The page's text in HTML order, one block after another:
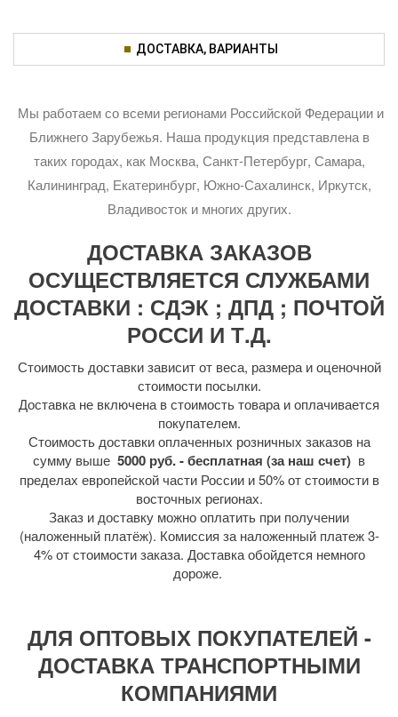
ДОСТАВКА, ВАРИАНТЫ
Мы работаем со всеми регионами Российской Федерации и
Ближнего Зарубежья. Наша продукция представлена в
таких городах, как Москва, Санкт-Петербург, Самара,
Калининград, Екатеринбург, Южно-Сахалинск, Иркутск,
Владивосток и многих других.
ДОСТАВКА ЗАКАЗОВ
ОСУЩЕСТВЛЯЕТСЯ СЛУЖБАМИ
ДОСТАВКИ : СДЭК ; ДПД ; ПОЧТОЙ
РОССИ И Т.Д.
Стоимость доставки зависит от веса, размера и оценочной
стоимости посылки.
Доставка не включена в стоимость товара и оплачивается
покупателем.
Стоимость доставки оплаченных розничных заказов на
сумму выше 5000 руб. - бесплатная (за наш счет) в
пределах европейской части России и 50% от стоимости в
восточных регионах.
Заказ и доставку можно оплатить при получении
(наложенный платёж). Комиссия за наложенный платеж 3-
4% от стоимости заказа. Доставка обойдется немного
дороже.
ДЛЯ ОПТОВЫХ ПОКУПАТЕЛЕЙ -
ДОСТАВКА ТРАНСПОРТНЫМИ
КОМПАНИЯМИ